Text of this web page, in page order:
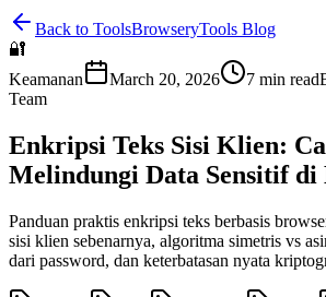
Back to ToolsBrowseryTools Blog
🔐
Keamanan
March 20, 2026 7 min read
Team
Enkripsi Teks Sisi Klien:
Melindungi Data Sensitif di
Panduan praktis enkripsi teks berbasis
sisi klien sebenarnya, algoritma simetris vs
dari password, dan keterbatasan nyata